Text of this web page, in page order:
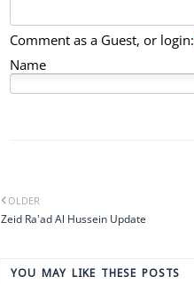
Comment as a Guest, or login:
Name
OLDER
Zeid Ra'ad Al Hussein Update
YOU MAY LIKE THESE POSTS